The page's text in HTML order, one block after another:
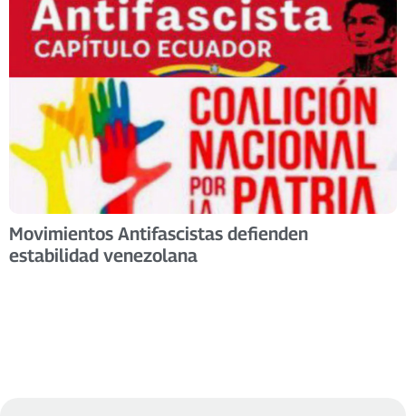
Movimientos Antifascistas defienden
estabilidad venezolana